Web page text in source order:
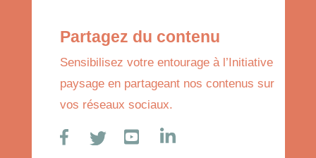
Partagez du contenu
Sensibilisez votre entourage à l’Initiative
paysage en partageant nos contenus sur
vos réseaux sociaux.